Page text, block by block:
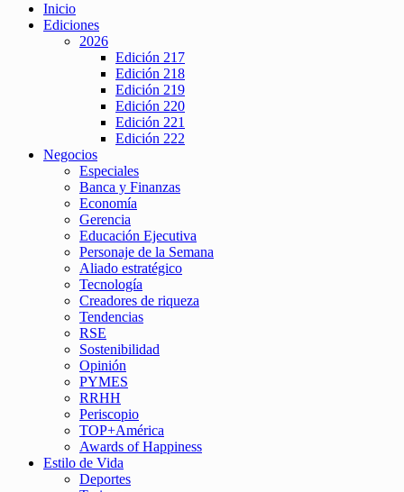
Inicio
Ediciones
2026
Edición 217
Edición 218
Edición 219
Edición 220
Edición 221
Edición 222
Negocios
Especiales
Banca y Finanzas
Economía
Gerencia
Educación Ejecutiva
Personaje de la Semana
Aliado estratégico
Tecnología
Creadores de riqueza
Tendencias
RSE
Sostenibilidad
Opinión
PYMES
RRHH
Periscopio
TOP+América
Awards of Happiness
Estilo de Vida
Deportes